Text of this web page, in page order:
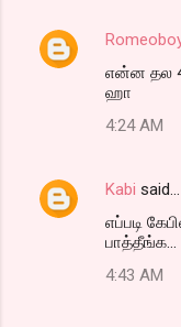
என்ன தல
ஹா
4:24 AM
Kabi said…
எப்படி
பாத்தீங்க...
4:43 AM